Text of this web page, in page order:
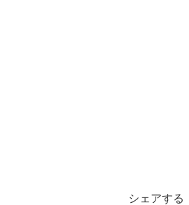
シェアする